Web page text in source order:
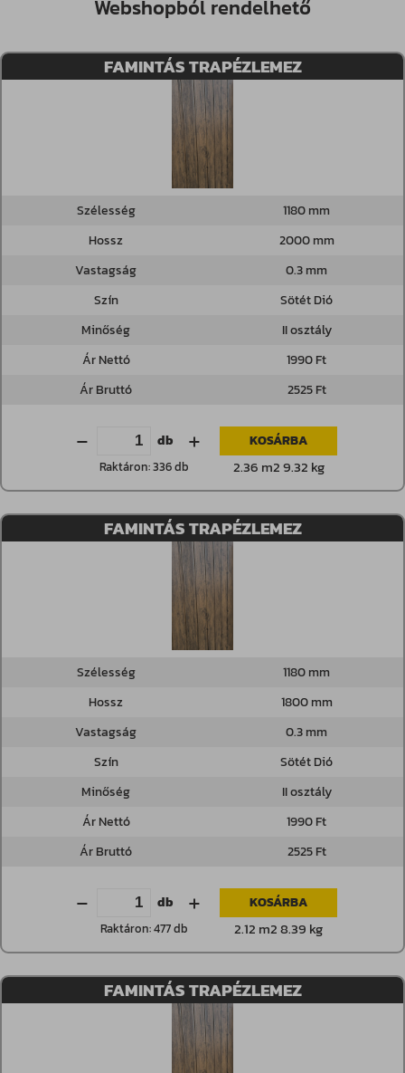
Webshopból rendelhető
FAMINTÁS TRAPÉZLEMEZ
Szélesség
1180 mm
Hossz
2000 mm
Vastagság
0.3 mm
Szín
Sötét Dió
Minőség
II osztály
Ár Nettó
1990 Ft
Ár Bruttó
2525 Ft
db KOSÁRBA
Raktáron: 336 db 2.36 m2 9.32 kg
FAMINTÁS TRAPÉZLEMEZ
Szélesség
1180 mm
Hossz
1800 mm
Vastagság
0.3 mm
Szín
Sötét Dió
Minőség
II osztály
Ár Nettó
1990 Ft
Ár Bruttó
2525 Ft
db KOSÁRBA
Raktáron: 477 db 2.12 m2 8.39 kg
FAMINTÁS TRAPÉZLEMEZ